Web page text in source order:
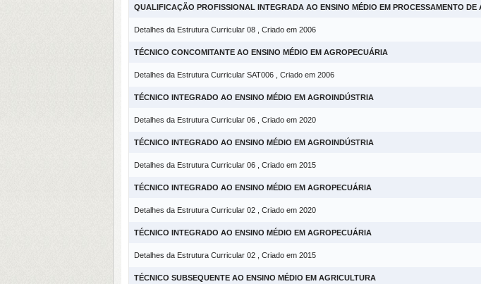
QUALIFICAÇÃO PROFISSIONAL INTEGRADA AO ENSINO MÉDIO EM PROCESSAMENTO DE
Detalhes da Estrutura Curricular 08 , Criado em 2006
TÉCNICO CONCOMITANTE AO ENSINO MÉDIO EM AGROPECUÁRIA
Detalhes da Estrutura Curricular SAT006 , Criado em 2006
TÉCNICO INTEGRADO AO ENSINO MÉDIO EM AGROINDÚSTRIA
Detalhes da Estrutura Curricular 06 , Criado em 2020
TÉCNICO INTEGRADO AO ENSINO MÉDIO EM AGROINDÚSTRIA
Detalhes da Estrutura Curricular 06 , Criado em 2015
TÉCNICO INTEGRADO AO ENSINO MÉDIO EM AGROPECUÁRIA
Detalhes da Estrutura Curricular 02 , Criado em 2020
TÉCNICO INTEGRADO AO ENSINO MÉDIO EM AGROPECUÁRIA
Detalhes da Estrutura Curricular 02 , Criado em 2015
TÉCNICO SUBSEQUENTE AO ENSINO MÉDIO EM AGRICULTURA